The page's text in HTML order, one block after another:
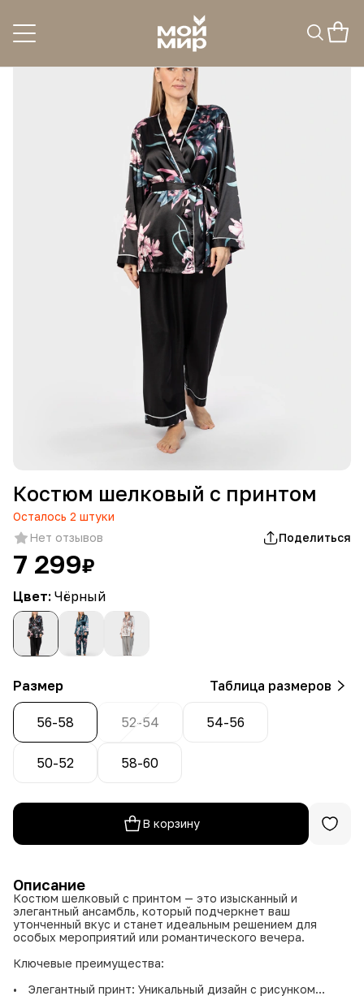
Костюм шелковый с принтом
Осталось 2 штуки
Нет отзывов
Поделиться
7 299₽
Цвет: Чёрный
Размер Таблица размеров
56-58 52-54 54-56
50-52 58-60
В корзину
Описание
Костюм шелковый с принтом — это изысканный и
элегантный ансамбль, который подчеркнет ваш
утонченный вкус и станет идеальным решением для
особых мероприятий или романтического вечера.
Ключевые преимущества:
• Элегантный принт: Уникальный дизайн с рисунком